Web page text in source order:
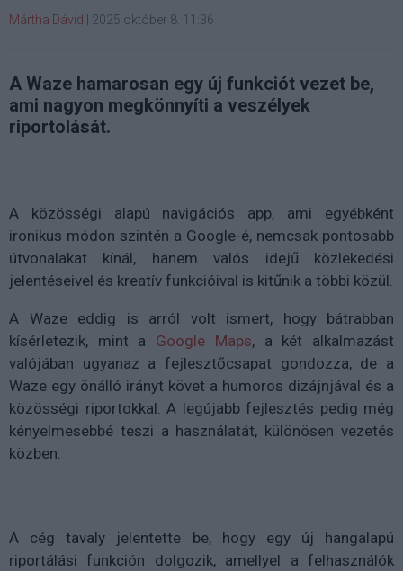
Mártha Dávid 2025 október 8. 11:36
A Waze hamarosan egy új funkciót vezet be,
ami nagyon megkönnyíti a veszélyek
riportolását.
A közösségi alapú navigációs app, ami egyébként
ironikus módon szintén a Google-é, nemcsak pontosabb
útvonalakat kínál, hanemvalós idejű közlekedési
jelentéseivel és kreatív funkcióival is kitűnik a többi közül.
A Waze eddig is arról volt ismert, hogy bátrabban
kísérletezik, mint a Google Maps, a két alkalmazást
valójában ugyanaz a fejlesztőcsapat gondozza, de a
Waze egy önálló irányt követ a humoros dizájnjával és a
közösségi riportokkal. A legújabb fejlesztés pedig még
kényelmesebbé teszi a használatát, különösen vezetés
közben.
A cég tavaly jelentette be, hogy egy új hangalapú
riportálási funkción dolgozik, amellyel a felhasználók